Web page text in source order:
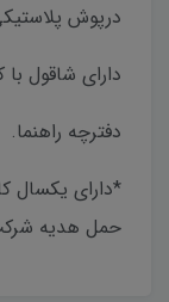
درپوش
دارای شاقول
دفترچه راهنما.
*دارای یکسال
حمل هدیه